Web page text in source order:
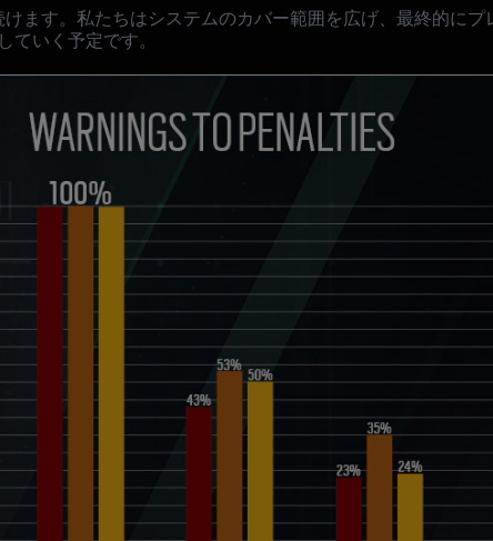
けます。私たちはシステムのカバー範囲を広げ、最終的に
ていく予定です。